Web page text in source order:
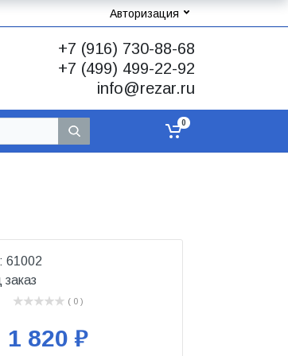
Авторизация
+7 (916) 730-88-68
+7 (499) 499-22-92
info@rezar.ru
0
: 61002
( 0 )
1 820 ₽